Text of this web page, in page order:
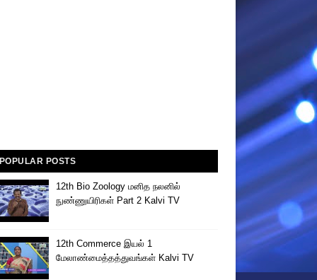
POPULAR POSTS
12th Bio Zoology மனித நலனில்
நுண்ணுயிரிகள் Part 2 Kalvi TV
12th Commerce இயல் 1
மேலாண்மைத்தத்துவங்கள் Kalvi TV